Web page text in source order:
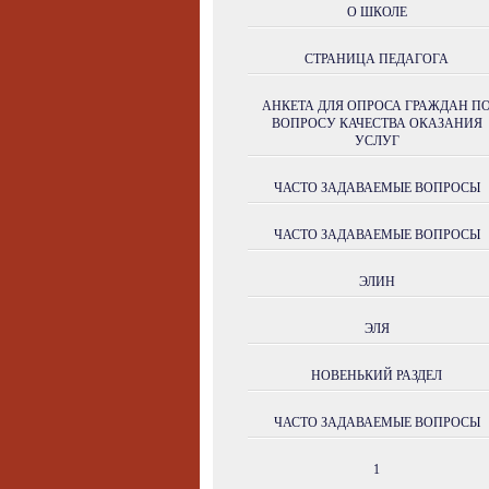
О ШКОЛЕ
СТРАНИЦА ПЕДАГОГА
АНКЕТА ДЛЯ ОПРОСА ГРАЖДАН
ВОПРОСУ КАЧЕСТВА ОКАЗАНИЯ
УСЛУГ
ЧАСТО ЗАДАВАЕМЫЕ ВОПРОСЫ
ЧАСТО ЗАДАВАЕМЫЕ ВОПРОСЫ
ЭЛИН
ЭЛЯ
НОВЕНЬКИЙ РАЗДЕЛ
ЧАСТО ЗАДАВАЕМЫЕ ВОПРОСЫ
1